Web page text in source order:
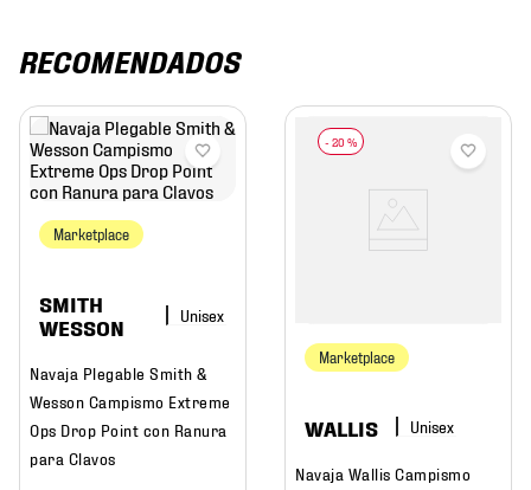
RECOMENDADOS
Marketplace
SMITH
WESSON
Navaja Plegable Smith &
Wesson Campismo Extreme
Ops Drop Point con Ranura
para Clavos
- 20 %
Marketplace
WALLIS
Navaja Wallis Campismo